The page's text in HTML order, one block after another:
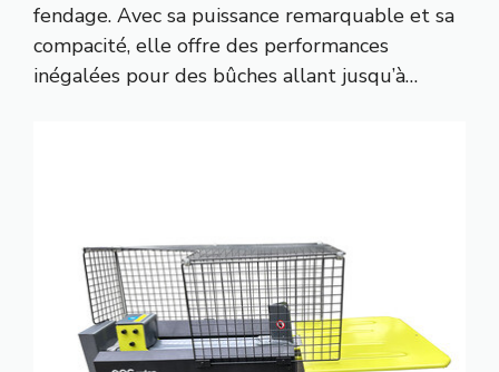
fendage. Avec sa puissance remarquable et sa
compacité, elle offre des performances
inégalées pour des bûches allant jusqu’à…